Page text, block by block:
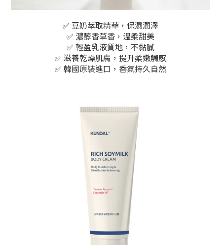
✅ 豆奶萃取精華，保濕潤澤
✅ 濃醇香草香，溫柔甜美
✅ 輕盈乳液質地，不黏膩
✅ 滋養乾燥肌膚，提升柔嫩觸感
✅ 韓國原裝進口，香氣持久自然